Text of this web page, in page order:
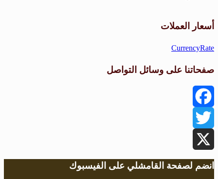
أسعار العملات
CurrencyRate
صفحاتنا على وسائل التواصل
Facebook
Twitter
X
انضم لصفحة القامشلي على الفيسبوك